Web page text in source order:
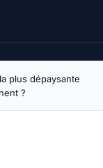
plus dépaysante
?